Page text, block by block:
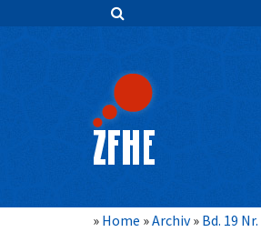
Zum
Hauptnavigation
Home Archiv Bd. 19